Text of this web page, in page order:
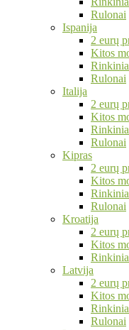
Rulonai
Ispanija
2 eurų
Kitos
Rulonai
Italija
2 eurų
Kitos
Rulonai
Kipras
2 eurų
Kitos
Rulonai
Kroatija
2 eurų
Kitos
Latvija
2 eurų
Kitos
Rulonai